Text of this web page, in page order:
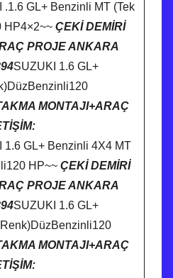
.1.6 GL+ Benzinli MT (Tek
HP4×2~~ ÇEKİ DEMİRİ
PROJE ANKARA
SUZUKI 1.6 GL+
MONTAJI+ARAÇ
1.6 GL+ Benzinli 4X4 MT
HP~~ ÇEKİ DEMİRİ
PROJE ANKARA
SUZUKI 1.6 GL+
MONTAJI+ARAÇ